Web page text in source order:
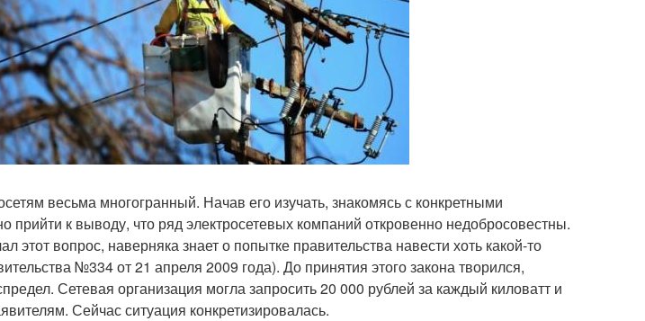
весьма многогранный. Начав его изучать, знакомясь с конкретными
к выводу, что ряд электросетевых компаний откровенно недобросовестны.
этот вопрос, наверняка знает о попытке правительства навести хоть какой-то
№334 от 21 апреля 2009 года). До принятия этого закона творился,
Сетевая организация могла запросить 20 000 рублей за каждый киловатт и
Сейчас ситуация конкретизировалась.